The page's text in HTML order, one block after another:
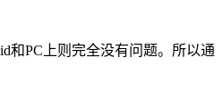
和PC上则完全没有问题。所以通